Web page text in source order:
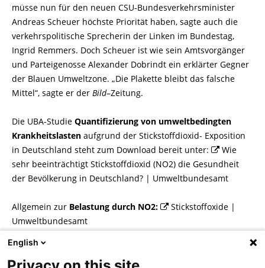
müsse nun für den neuen CSU-Bundesverkehrsminister
Andreas Scheuer höchste Priorität haben, sagte auch die
verkehrspolitische Sprecherin der Linken im Bundestag,
Ingrid Remmers. Doch Scheuer ist wie sein Amtsvorgänger
und Parteigenosse Alexander Dobrindt ein erklärter Gegner
der Blauen Umweltzone. „Die Plakette bleibt das falsche
Mittel“, sagte er der Bild–Zeitung.
Die UBA-Studie Quantifizierung von umweltbedingten
Krankheitslasten aufgrund der Stickstoffdioxid- Exposition
in Deutschland steht zum Download bereit unter:
Wie
sehr beeinträchtigt Stickstoffdioxid (NO2) die Gesundheit
der Bevölkerung in Deutschland? | Umweltbundesamt
Allgemein zur Belastung durch NO2:
Stickstoffoxide |
Umweltbundesamt
Autor: Tim Bartels, aus
English